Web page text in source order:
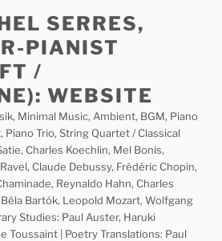
SERRES,
PIANIST
/
WEBSITE
Minimal Music, Ambient, BGM, Piano
Piano Trio, String Quartet / Classical
Charles Koechlin, Mel Bonis,
Claude Debussy, Frédéric Chopin,
Reynaldo Hahn, Charles
Bartók, Leopold Mozart, Wolfgang
Studies: Paul Auster, Haruki
Toussaint | Poetry Translations: Paul